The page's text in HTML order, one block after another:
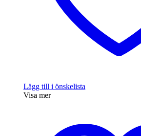
Lägg till i önskelista
Visa mer